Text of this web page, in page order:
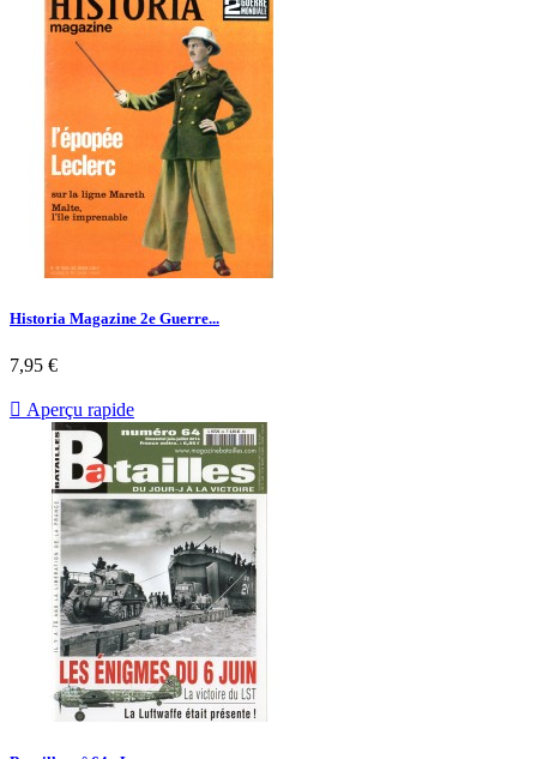
Historia Magazine 2e Guerre...
Prix
7,95 €
 Aperçu rapide